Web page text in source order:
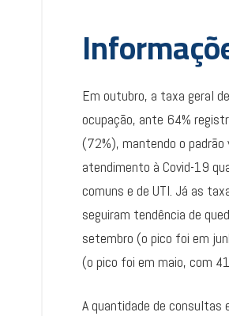
Em outubro, a taxa geral
ocupação, ante 64%
(72%), mantendo o
atendimento à Covid-19
comuns e de UTI. Já as
seguiram tendência de
setembro (o pico foi em
(o pico foi em maio, com
A quantidade de consultas